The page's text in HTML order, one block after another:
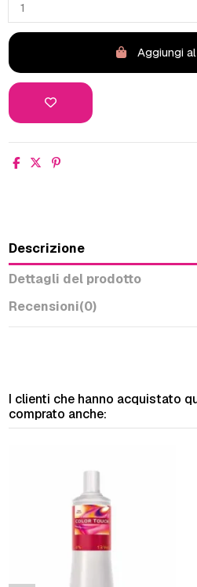
Aggiungi
Descrizione
Dettagli del prodotto
Recensioni(0)
I clienti che hanno acquistato
comprato anche: